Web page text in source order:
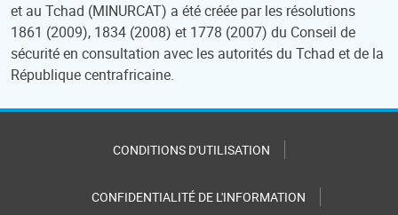
et au Tchad (MINURCAT) a été créée par les résolutions
1861 (2009), 1834 (2008) et 1778 (2007) du Conseil de
sécurité en consultation avec les autorités du Tchad et de la
République centrafricaine.
CONDITIONS D'UTILISATION
CONFIDENTIALITÉ DE L'INFORMATION